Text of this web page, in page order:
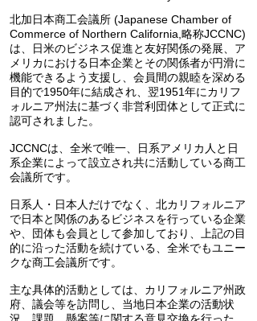
北加日本商工会議所 (Japanese Chamber of
Commerce of Northern California,略称JCCNC)
は、
日米のビジネス促進と友好関係の発展、 ア
メリカにおける日本企業とその関係者が円滑に
機能できるよう支援し、 会員間の親睦を深める
目的で1950年に結成され、翌1951年にカリフ
ォルニア州法に基づく 非営利団体として正式に
認可されました。
JCCNCは、全米で唯一、
日系アメリカ人と日
系企業によって設立され共に活動している商工
会議所です。
日系人・日本人だけでなく、 北カリフォルニア
で日本と関係のあるビジネスを行っている企業
や、 団体も会員として参加しており、
上記の目
的に沿った活動を続けている、 全米でもユニー
クな商工会議所です。
主な具体的活動としては、 カリフォルニア州政
府、議会等を訪問し、当地日本企業の活動状